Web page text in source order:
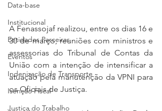
Data-base
Institucional
Entidades Parceiras
Eventos
Indenização de Transporte
Isenção Fiscal
Justiça do Trabalho
A Fenassojaf realizou, entre os dias 16 e
30 de março, reuniões com ministros e
assessorias do Tribunal de Contas da
União com a intenção de intensificar a
atuação pela manutenção da VPNI para
os Oficiais de Justiça.